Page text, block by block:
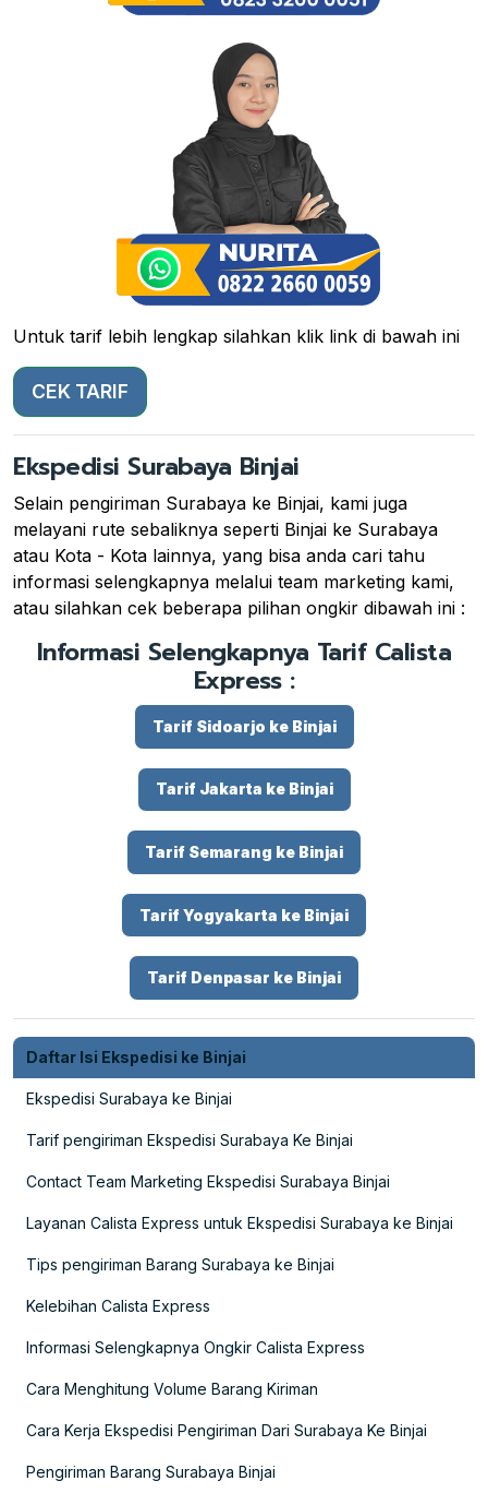
Untuk tarif lebih lengkap silahkan klik link di bawah ini
CEK TARIF
Ekspedisi Surabaya Binjai
Selain pengiriman Surabaya ke Binjai, kami juga
melayani rute sebaliknya seperti Binjai ke Surabaya
atau Kota - Kota lainnya, yang bisa anda cari tahu
informasi selengkapnya melalui team marketing kami,
atau silahkan cek beberapa pilihan ongkir dibawah ini :
Informasi Selengkapnya Tarif Calista
Express :
Tarif Sidoarjo ke Binjai
Tarif Jakarta ke Binjai
Tarif Semarang ke Binjai
Tarif Yogyakarta ke Binjai
Tarif Denpasar ke Binjai
Daftar Isi Ekspedisi ke Binjai
Ekspedisi Surabaya ke Binjai
Tarif pengiriman Ekspedisi Surabaya Ke Binjai
Contact Team Marketing Ekspedisi Surabaya Binjai
Layanan Calista Express untuk Ekspedisi Surabaya ke Binjai
Tips pengiriman Barang Surabaya ke Binjai
Kelebihan Calista Express
Informasi Selengkapnya Ongkir Calista Express
Cara Menghitung Volume Barang Kiriman
Cara Kerja Ekspedisi Pengiriman Dari Surabaya Ke Binjai
Pengiriman Barang Surabaya Binjai